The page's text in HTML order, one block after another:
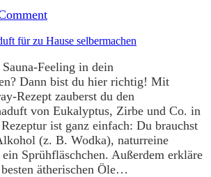
Feeling in dein
Dann bist du hier richtig! Mit
Rezept zauberst du den
von Eukalyptus, Zirbe und Co. in
ist ganz einfach: Du brauchst
(z. B. Wodka), naturreine
Sprühfläschchen. Außerdem erkläre
ätherischen Öle…